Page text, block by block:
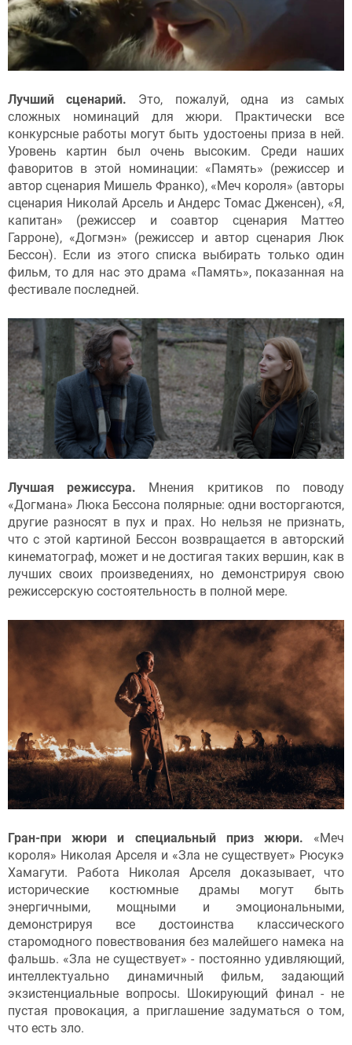
Лучший сценарий. Это, пожалуй, одна из самых
сложных номинаций для жюри. Практически все
конкурсные работы могут быть удостоены приза в ней.
Уровень картин был очень высоким. Среди наших
фаворитов в этой номинации: «Память» (режиссер и
автор сценария Мишель Франко), «Меч короля» (авторы
сценария Николай Арсель и Андерс Томас Дженсен), «Я,
капитан» (режиссер и соавтор сценария Маттео
Гарроне), «Догмэн» (режиссер и автор сценария Люк
Бессон). Если из этого списка выбирать только один
фильм, то для нас это драма «Память», показанная на
фестивале последней.
Лучшая режиссура. Мнения критиков по поводу
«Догмана» Люка Бессона полярные: одни восторгаются,
другие разносят в пух и прах. Но нельзя не признать,
что с этой картиной Бессон возвращается в авторский
кинематограф, может и не достигая таких вершин, как в
лучших своих произведениях, но демонстрируя свою
режиссерскую состоятельность в полной мере.
Гран-при жюри и специальный приз жюри. «Меч
короля» Николая Арселя и «Зла не существует» Рюсукэ
Хамагути. Работа Николая Арселя доказывает, что
исторические костюмные драмы могут быть
энергичными, мощными и эмоциональными,
демонстрируя все достоинства классического
старомодного повествования без малейшего намека на
фальшь. «Зла не существует» - постоянно удивляющий,
интеллектуально динамичный фильм, задающий
экзистенциальные вопросы. Шокирующий финал - не
пустая провокация, а приглашение задуматься о том,
что есть зло.